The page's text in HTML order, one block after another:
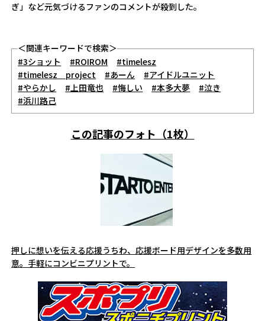
ぎ」など元気づけるファンのコメントが殺到した。
＜関連キーワードで検索＞
#3ショット
#ROIROM
#timelesz
#timelesz project
#あーん
#アイドルユニット
#やらかし
#上田竜也 #悔しい #本多大夢
#泣き
#浜川路己
この記事のフォト（1枚）
押しに想いを伝える応援うちわ、応援ボード用デザインを多数用
意。手軽にコンビニプリントで。